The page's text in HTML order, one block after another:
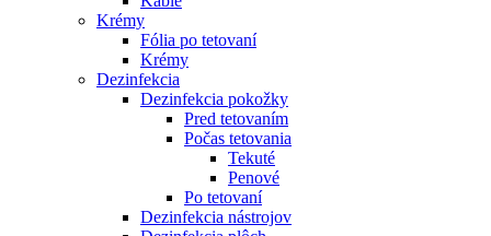
Krémy
Fólia po tetovaní
Krémy
Dezinfekcia
Dezinfekcia pokožky
Pred tetovaním
Počas tetovania
Tekuté
Penové
Po tetovaní
Dezinfekcia nástrojov